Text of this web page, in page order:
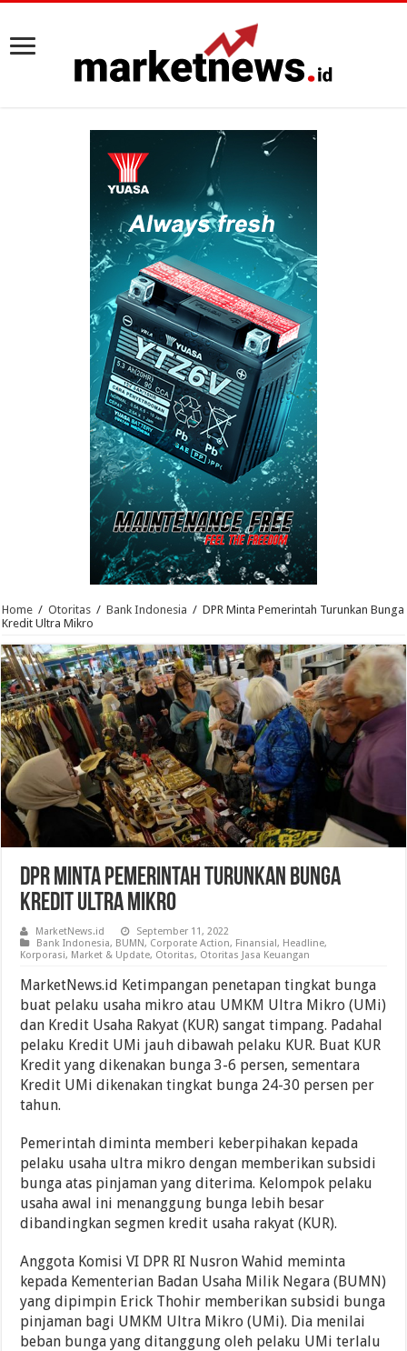
Home / Otoritas / Bank Indonesia / DPR Minta Pemerintah Turunkan Bunga
Kredit Ultra Mikro
DPR Minta Pemerintah Turunkan Bunga
Kredit Ultra Mikro
MarketNews.id
September 11, 2022
Bank Indonesia, BUMN, Corporate Action, Finansial, Headline,
Korporasi, Market & Update, Otoritas, Otoritas Jasa Keuangan
MarketNews.id Ketimpangan penetapan tingkat bunga
buat pelaku usaha mikro atau UMKM Ultra Mikro (UMi)
dan Kredit Usaha Rakyat (KUR) sangat timpang. Padahal
pelaku Kredit UMi jauh dibawah pelaku KUR. Buat KUR
Kredit yang dikenakan bunga 3-6 persen, sementara
Kredit UMi dikenakan tingkat bunga 24-30 persen per
tahun.
Pemerintah diminta memberi keberpihakan kepada
pelaku usaha ultra mikro dengan memberikan subsidi
bunga atas pinjaman yang diterima. Kelompok pelaku
usaha awal ini menanggung bunga lebih besar
dibandingkan segmen kredit usaha rakyat (KUR).
Anggota Komisi VI DPR RI Nusron Wahid meminta
kepada Kementerian Badan Usaha Milik Negara (BUMN)
yang dipimpin Erick Thohir memberikan subsidi bunga
pinjaman bagi UMKM Ultra Mikro (UMi). Dia menilai
beban bunga yang ditanggung oleh pelaku UMi terlalu